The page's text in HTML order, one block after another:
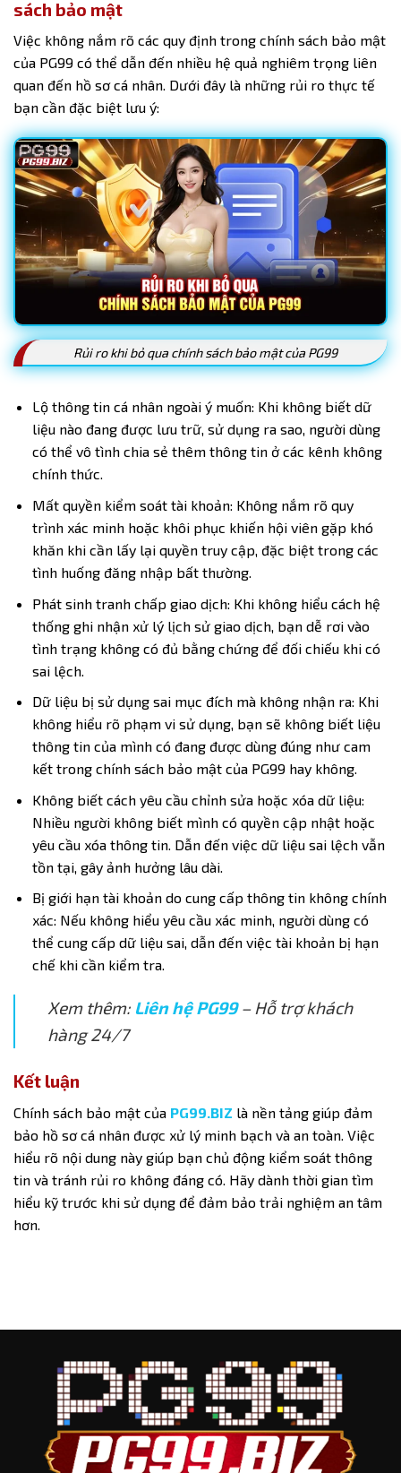
sách bảo mật
Việc không nắm rõ các quy định trong chính sách bảo mật
của PG99 có thể dẫn đến nhiều hệ quả nghiêm trọng liên
quan đến hồ sơ cá nhân. Dưới đây là những rủi ro thực tế
bạn cần đặc biệt lưu ý:
Rủi ro khi bỏ qua chính sách bảo mật của PG99
Lộ thông tin cá nhân ngoài ý muốn: Khi không biết dữ
liệu nào đang được lưu trữ, sử dụng ra sao, người dùng
có thể vô tình chia sẻ thêm thông tin ở các kênh không
chính thức.
Mất quyền kiểm soát tài khoản: Không nắm rõ quy
trình xác minh hoặc khôi phục khiến hội viên gặp khó
khăn khi cần lấy lại quyền truy cập, đặc biệt trong các
tình huống đăng nhập bất thường.
Phát sinh tranh chấp giao dịch: Khi không hiểu cách hệ
thống ghi nhận xử lý lịch sử giao dịch, bạn dễ rơi vào
tình trạng không có đủ bằng chứng để đối chiếu khi có
sai lệch.
Dữ liệu bị sử dụng sai mục đích mà không nhận ra: Khi
không hiểu rõ phạm vi sử dụng, bạn sẽ không biết liệu
thông tin của mình có đang được dùng đúng như cam
kết trong chính sách bảo mật của PG99 hay không.
Không biết cách yêu cầu chỉnh sửa hoặc xóa dữ liệu:
Nhiều người không biết mình có quyền cập nhật hoặc
yêu cầu xóa thông tin. Dẫn đến việc dữ liệu sai lệch vẫn
tồn tại, gây ảnh hưởng lâu dài.
Bị giới hạn tài khoản do cung cấp thông tin không chính
xác: Nếu không hiểu yêu cầu xác minh, người dùng có
thể cung cấp dữ liệu sai, dẫn đến việc tài khoản bị hạn
chế khi cần kiểm tra.
Xem thêm: Liên hệ PG99– Hỗ trợ khách
hàng 24/7
Kết luận
Chính sách bảo mật của PG99.BIZ là nền tảng giúp đảm
bảo hồ sơ cá nhân được xử lý minh bạch và an toàn. Việc
hiểu rõ nội dung này giúp bạn chủ động kiểm soát thông
tin và tránh rủi ro không đáng có. Hãy dành thời gian tìm
hiểu kỹ trước khi sử dụng để đảm bảo trải nghiệm an tâm
hơn.